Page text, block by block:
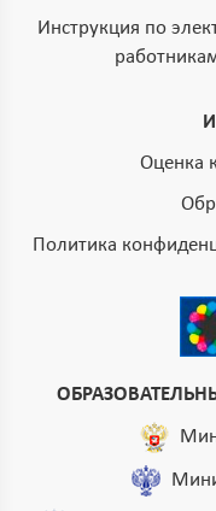
Инструкция по
Оценка
Политика